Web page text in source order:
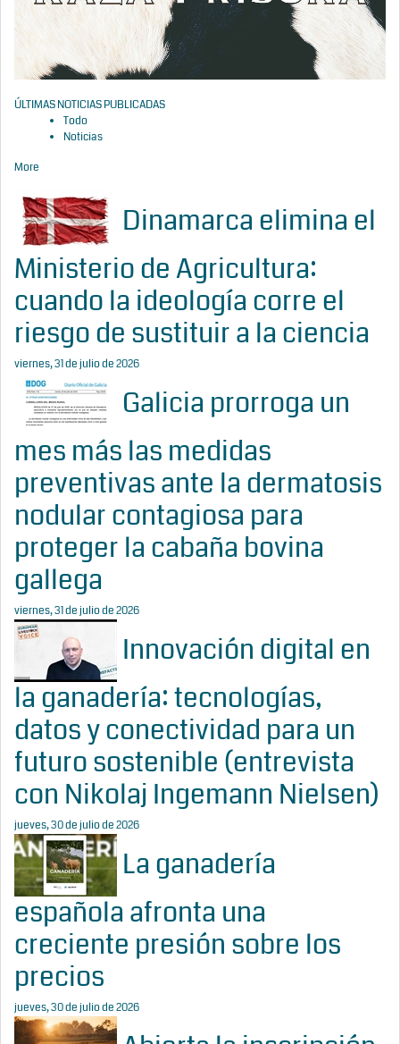
ÚLTIMAS NOTICIAS PUBLICADAS
Todo
Noticias
More
Dinamarca elimina el
Ministerio de Agricultura:
cuando la ideología corre el
riesgo de sustituir a la ciencia
viernes, 31 de julio de 2026
Galicia prorroga un
mes más las medidas
preventivas ante la dermatosis
nodular contagiosa para
proteger la cabaña bovina
gallega
viernes, 31 de julio de 2026
Innovación digital en
la ganadería: tecnologías,
datos y conectividad para un
futuro sostenible (entrevista
con Nikolaj Ingemann Nielsen)
jueves, 30 de julio de 2026
La ganadería
española afronta una
creciente presión sobre los
precios
jueves, 30 de julio de 2026